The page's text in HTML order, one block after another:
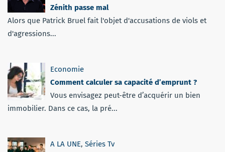
Zénith passe mal
Alors que Patrick Bruel fait l'objet d'accusations de viols et
d'agressions...
Economie
Comment calculer sa capacité d’emprunt ?
Vous envisagez peut-être d’acquérir un bien
immobilier. Dans ce cas, la pré...
A LA UNE, Séries Tv